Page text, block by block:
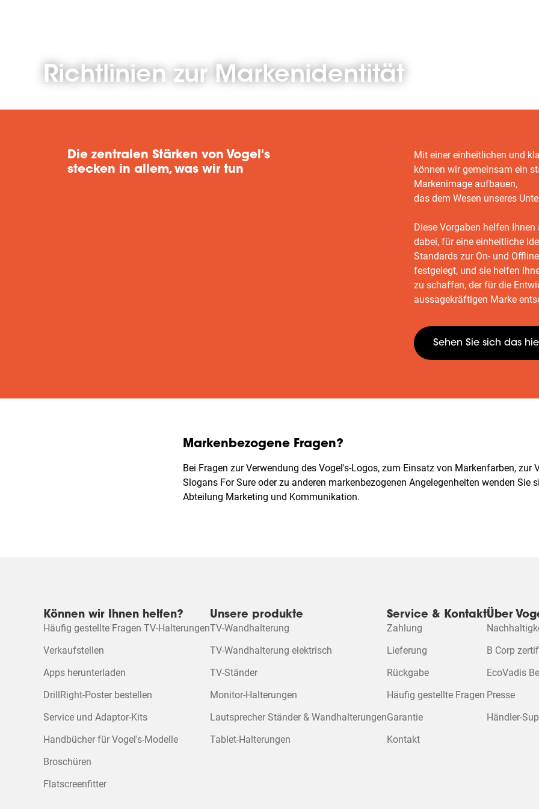
Richtlinien zur Markenidentität
Die zentralen Stärken von Vogel's
stecken in allem, was wir tun
Mit einer einheitlichen und
können wir gemeinsam ein
Markenimage aufbauen,
das dem Wesen unseres
Diese Vorgaben helfen
dabei, für eine einheitliche
Standards zur On- und
festgelegt, und sie helfen
zu schaffen, der für die
aussagekräftigen Marke
Sehen Sie sich das
Markenbezogene Fragen?
Bei Fragen zur Verwendung des Vogel's-Logos, zum Einsatz von Markenfarben, zur
Slogans For Sure oder zu anderen markenbezogenen Angelegenheiten wenden Sie
Abteilung Marketing und Kommunikation.
Können wir Ihnen helfen?
Häufig gestellte Fragen TV-Halterungen
Verkaufstellen
Apps herunterladen
DrillRight-Poster bestellen
Service und Adaptor-Kits
Handbücher für Vogel's-Modelle
Broschüren
Flatscreenfitter
Unsere produkte
TV-Wandhalterung
TV-Wandhalterung elektrisch
TV-Ständer
Monitor-Halterungen
Lautsprecher Ständer & Wandhalterungen
Tablet-Halterungen
Service & Kontakt
Zahlung
Lieferung
Rückgabe
Häufig gestellte Fragen
Garantie
Kontakt
Über
B Corp
EcoVadis
Presse
Händler-